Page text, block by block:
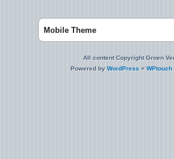
Mobile Theme
All content Copyright Groen
Powered by WordPress + WPtouch